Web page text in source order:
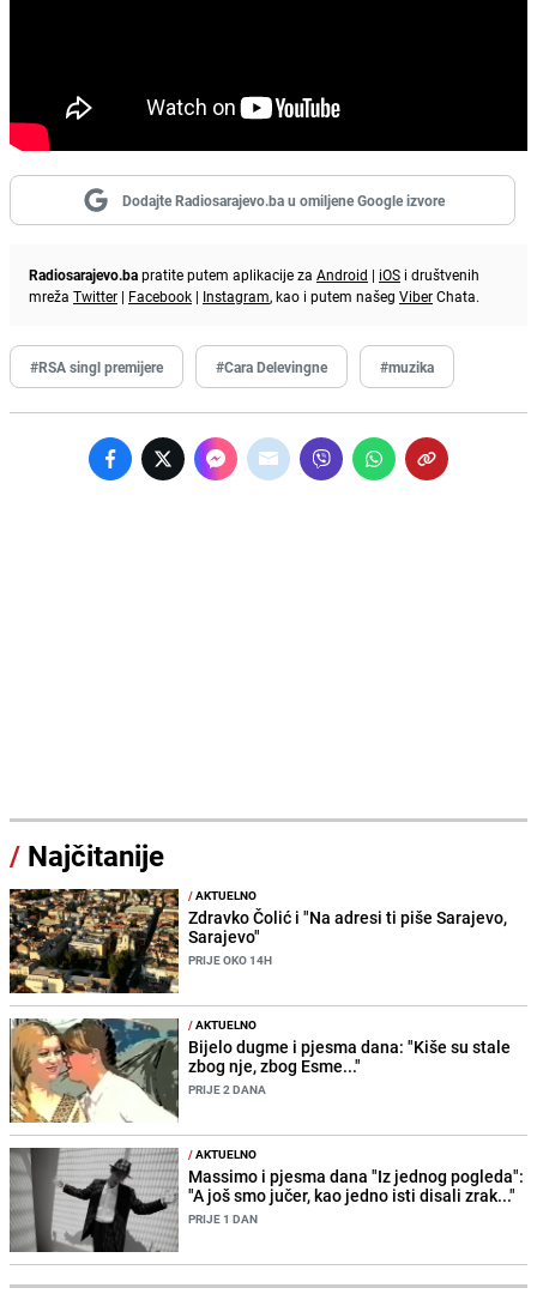
Dodajte Radiosarajevo.ba u omiljene Google izvore
Radiosarajevo.bapratite putem aplikacije za Android | iOS i društvenih
mreža Twitter | Facebook | Instagram, kao i putem našeg ViberChata.
#RSA singl premijere #Cara Delevingne #muzika
/ Najčitanije
/AKTUELNO
Zdravko Čolić i "Na adresi ti piše Sarajevo,
Sarajevo"
PRIJE OKO 14H
/AKTUELNO
Bijelo dugme i pjesma dana: "Kiše su stale
zbog nje, zbog Esme..."
PRIJE 2 DANA
/AKTUELNO
Massimo i pjesma dana "Iz jednog pogleda":
"A još smo jučer, kao jedno isti disali zrak..."
PRIJE 1 DAN